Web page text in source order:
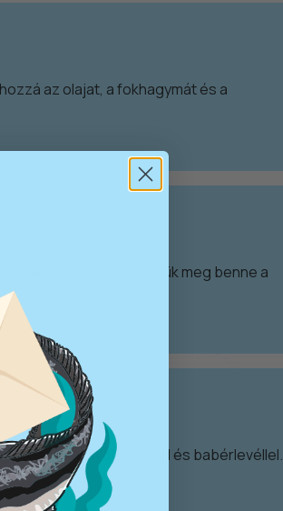
az olajat, a fokhagymát és a
ki, majd dinszteljük meg benne a
pirospaprikával, borssal és babérlevéllel.